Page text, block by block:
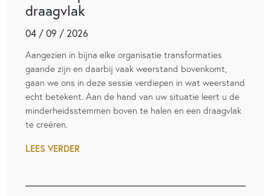
draagvlak
04 / 09 / 2026
Aangezien in bijna elke organisatie transformaties
gaande zijn en daarbij vaak weerstand bovenkomt,
gaan we ons in deze sessie verdiepen in wat weerstand
echt betekent. Aan de hand van uw situatie leert u de
minderheidsstemmen boven te halen en een draagvlak
te creëren.
LEES VERDER